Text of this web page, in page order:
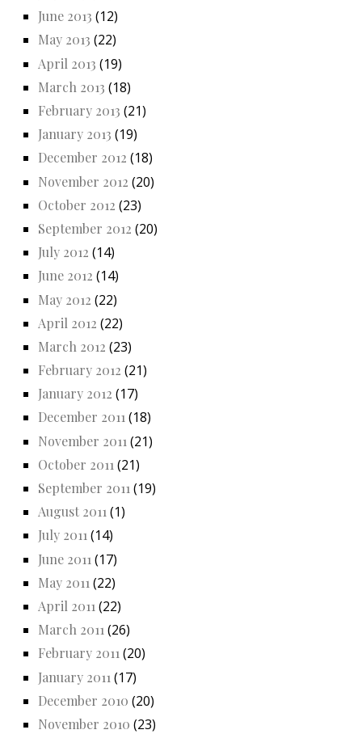
June 2013 (12)
May 2013 (22)
April 2013 (19)
March 2013 (18)
February 2013 (21)
January 2013 (19)
December 2012 (18)
November 2012 (20)
October 2012 (23)
September 2012 (20)
July 2012 (14)
June 2012 (14)
May 2012 (22)
April 2012 (22)
March 2012 (23)
February 2012 (21)
January 2012 (17)
December 2011(18)
November 2011 (21)
October 2011 (21)
September 2011 (19)
August 2011(1)
July 2011(14)
June 2011 (17)
May 2011 (22)
April 2011 (22)
March 2011 (26)
February 2011(20)
January 2011 (17)
December 2010 (20)
November 2010 (23)